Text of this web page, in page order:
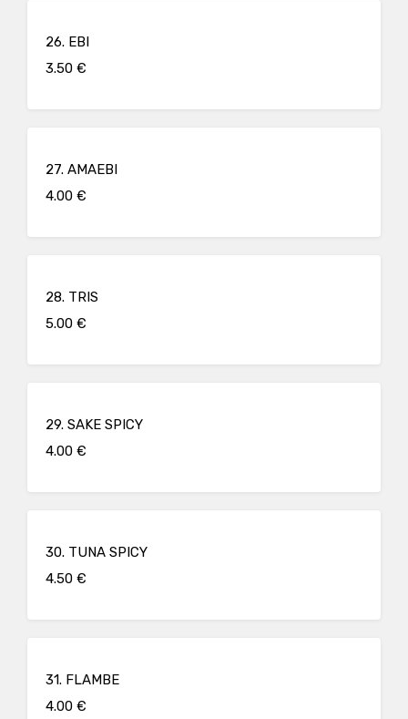
26. EBI
3.50 €
27. AMAEBI
4.00 €
28. TRIS
5.00 €
29. SAKE SPICY
4.00 €
30. TUNA SPICY
4.50 €
31. FLAMBE
4.00 €